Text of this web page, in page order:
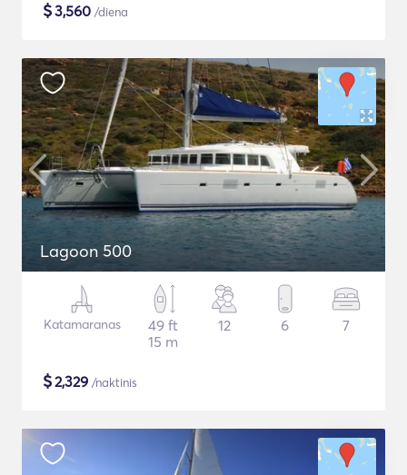
$3,560 /diena
Lagoon 500
Katamaranas
49 ft
15 m
12 6 7
$2,329 /naktinis